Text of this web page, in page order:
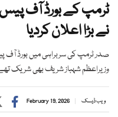
ٹرمپ کے بورڈ آف پیس
نے بڑا اعلان کردیا
صدر ٹرمپ کی سربراہی میں بورڈ آف
وزیراعظم شہباز شریف بھی شریک
ویب ڈیسک February 19, 2026